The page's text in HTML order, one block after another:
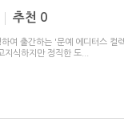
추천 0
여 출간하는 '문예 에디터스 컬
지식하지만 정직한 도